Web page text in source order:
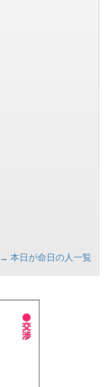
→ 本日が命日の人一覧